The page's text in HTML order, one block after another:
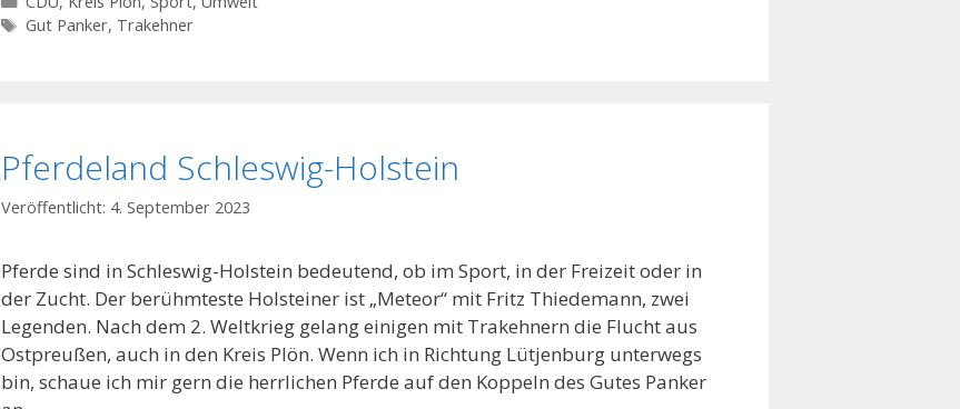
Schlagwörter
Gut Panker, Trakehner
Pferdeland Schleswig-Holstein
4. September 2023
Pferde sind in Schleswig-Holstein bedeutend, ob im Sport, in der Freizeit oder in
der Zucht. Der berühmteste Holsteiner ist „Meteor“ mit Fritz Thiedemann, zwei
Legenden. Nach dem 2. Weltkrieg gelang einigen mit Trakehnern die Flucht aus
Ostpreußen, auch in den Kreis Plön. Wenn ich in Richtung Lütjenburg unterwegs
bin, schaue ich mir gern die herrlichen Pferde auf den Koppeln des Gutes Panker